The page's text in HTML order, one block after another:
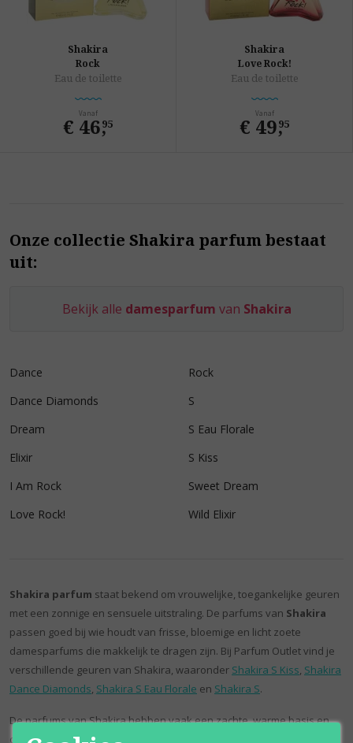
Shakira
Rock
Eau de toilette
Vanaf
€ 46,
95
Shakira
Love Rock!
Eau de toilette
Vanaf
€ 49,
95
Onze collectie Shakira parfum bestaat
uit:
Bekijk alle damesparfum van Shakira
Dance
Dance Diamonds
Dream
Elixir
I Am Rock
Love Rock!
Rock
S
S Eau Florale
S Kiss
Sweet Dream
Wild Elixir
Shakira parfum staat bekend om vrouwelijke, toegankelijke geuren
met een zonnige en sensuele uitstraling. De parfums van Shakira
passen goed bij wie houdt van frisse, bloemige en licht zoete
damesparfums die makkelijk te dragen zijn. Bij Parfum Outlet vind je
verschillende geuren van Shakira, waaronder Shakira S Kiss, Shakira
Dance Diamonds, Shakira S Eau Florale en Shakira S.
De parfums van Shakira hebben vaak een zachte, warme basis en
combineren frisse tonen met bloemen, fruitige accenten of een licht